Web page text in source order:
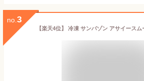
no. 3